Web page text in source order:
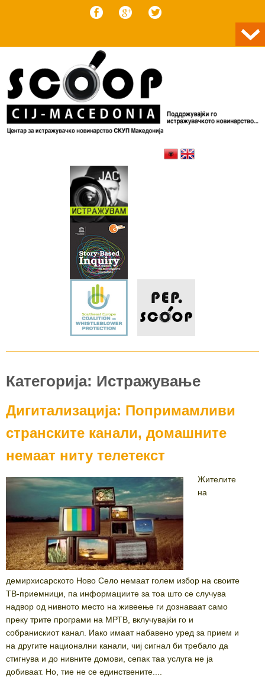
Категорија: Истражување
Дигитализација: Попримамливи
странските канали, домашните
немаат ниту телетекст
Жителите
на
демирхисарското Ново Село немаат голем избор на своите
ТВ-приемници, па информациите за тоа што се случува
надвор од нивното место на живеење ги дознаваат само
преку трите програми на МРТВ, вклучувајќи го и
собранискиот канал. Иако имаат набавено уред за прием и
на другите национални канали, чиј сигнал би требало да
стигнува и до нивните домови, сепак таа услуга не ја
добиваат. Но, тие не се единствените....